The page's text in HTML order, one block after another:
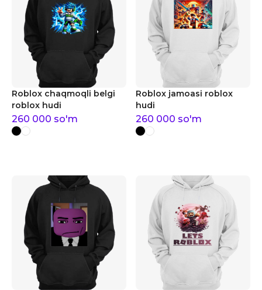
Roblox chaqmoqli belgi
roblox hudi
260 000 so'm
Roblox jamoasi roblox
hudi
260 000 so'm